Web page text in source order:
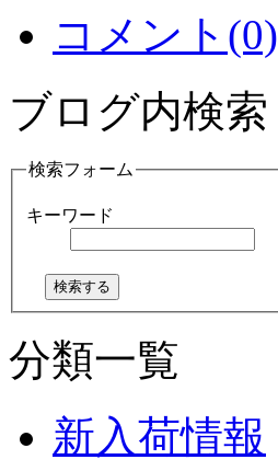
コメント(0)
ブログ内検索
検索フォーム
キーワード
分類一覧
新入荷情報